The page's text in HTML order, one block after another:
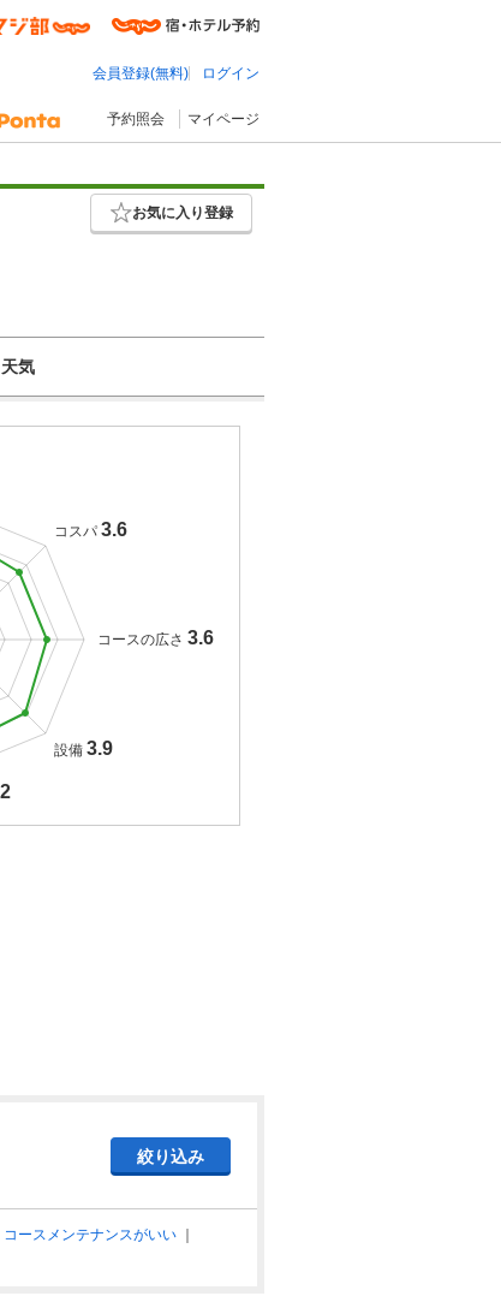
会員登録(無料) ログイン
予約照会 マイページ
お気に入り登録
天気
コスパ 3.6
コースの広さ 3.6
設備 3.9
コースメンテナンスがいい